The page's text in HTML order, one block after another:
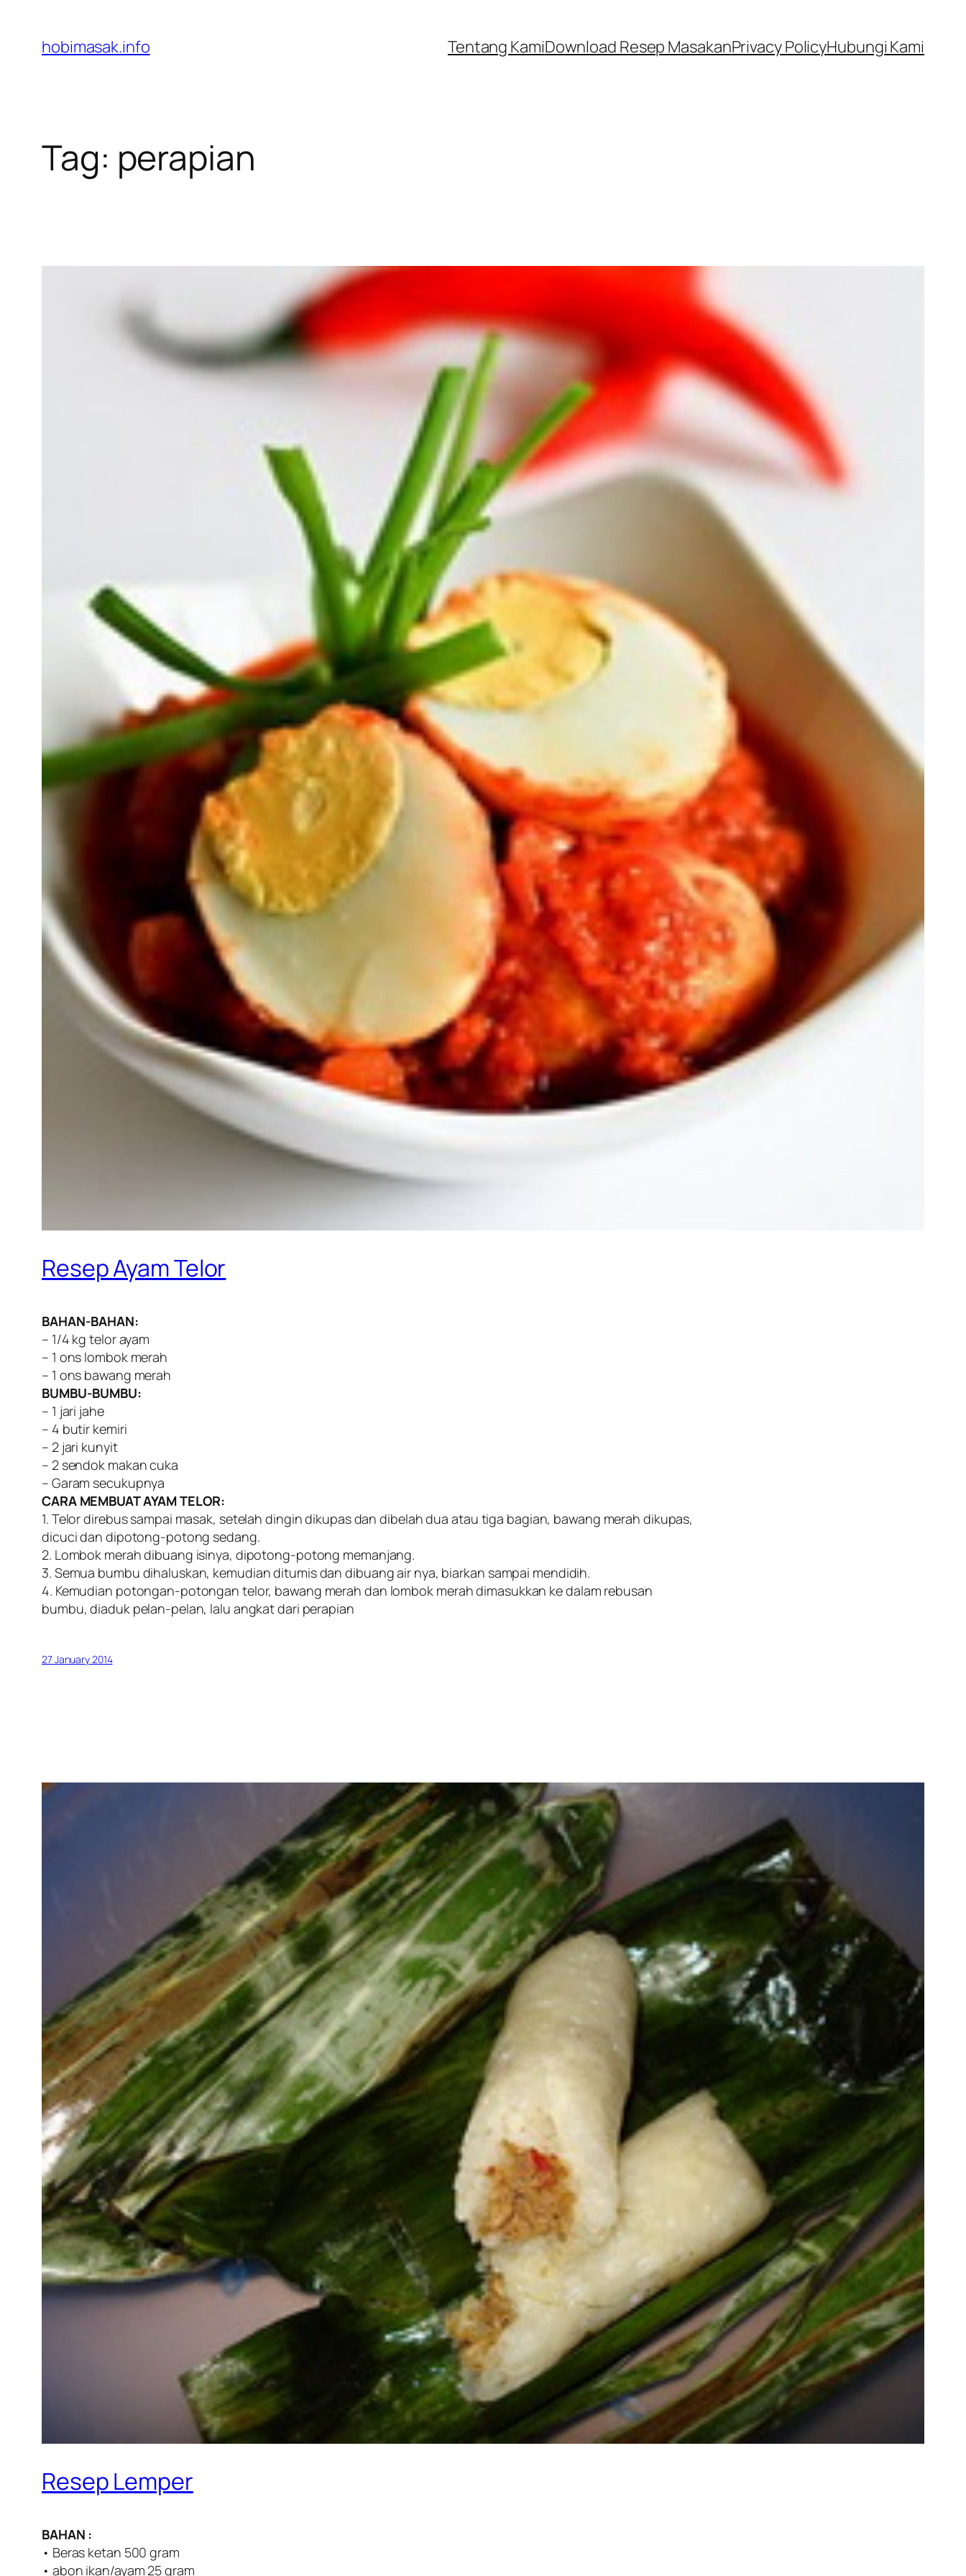
content
hobimasak.info Tentang KamiDownload Resep MasakanPrivacy PolicyHubungi Kami
Tag: perapian
Resep Ayam Telor
BAHAN-BAHAN:
– 1/4 kg telor ayam
– 1 ons lombok merah
– 1 ons bawang merah
BUMBU-BUMBU:
– 1 jari jahe
– 4 butir kemiri
– 2 jari kunyit
– 2 sendok makan cuka
– Garam secukupnya
CARA MEMBUAT AYAM TELOR:
1. Telor direbus sampai masak, setelah dingin dikupas dan dibelah dua atau tiga bagian, bawang merah dikupas,
dicuci dan dipotong-potong sedang.
2. Lombok merah dibuang isinya, dipotong-potong memanjang.
3. Semua bumbu dihaluskan, kemudian ditumis dan dibuang air nya, biarkan sampai mendidih.
4. Kemudian potongan-potongan telor, bawang merah dan lombok merah dimasukkan ke dalam rebusan
bumbu, diaduk pelan-pelan, lalu angkat dari perapian
27 January 2014
Resep Lemper
BAHAN :
• Beras ketan 500 gram
• abon ikan/ayam 25 gram